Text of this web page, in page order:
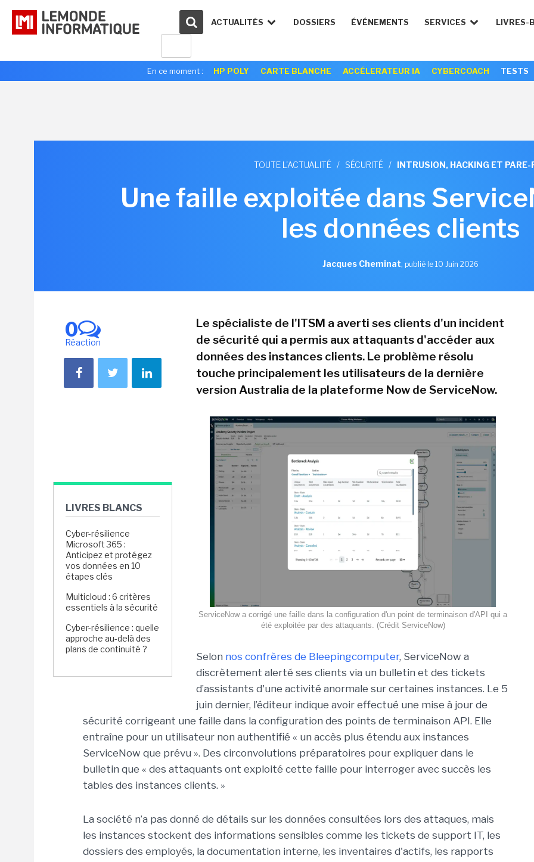
ACTUALITÉS DOSSIERS ÉVÉNEMENTS SERVICES LIVRES-
En ce moment : HP POLY CARTE BLANCHE ACCÉLERATEUR IA CYBERCOACH TESTS
TOUTE L'ACTUALITÉ / SÉCURITÉ / INTRUSION, HACKING ET PARE-
Une faille exploitée dans
les données clients
Jacques Cheminat, publié le 10 Juin 2026
0
Réaction
LIVRES BLANCS
Cyber-résilience
Microsoft 365 :
Anticipez et protégez
vos données en 10
étapes clés
Multicloud : 6 critères
essentiels à la sécurité
Cyber-résilience : quelle
approche au-delà des
plans de continuité ?
Le spécialiste de l'ITSM a averti ses clients d'un incident
de sécurité qui a permis aux attaquants d'accéder aux
données des instances clients. Le problème résolu
touche principalement les utilisateurs de la dernière
version Australia de la plateforme Now de ServiceNow.
ServiceNow a corrigé une faille dans la configuration d'un point de terminaison d'API qui a
été exploitée par des attaquants. (Crédit ServiceNow)
Selon nos confrères de Bleepingcomputer, ServiceNow a
discrètement alerté ses clients via un bulletin et des tickets
d’assistants d'une activité anormale sur certaines instances. Le 5
juin dernier, l’éditeur indique avoir effectué une mise à jour de
sécurité corrigeant une faille dans la configuration des points de terminaison API. Elle
entraîne pour un utilisateur non authentifié « un accès plus étendu aux instances
ServiceNow que prévu ». Des circonvolutions préparatoires pour expliquer dans le
bulletin que « des attaquants ont exploité cette faille pour interroger avec succès les
tables des instances clients. »
La société n’a pas donné de détails sur les données consultées lors des attaques, mais
les instances stockent des informations sensibles comme les tickets de support IT, les
dossiers des employés, la documentation interne, les inventaires d'actifs, les rapports